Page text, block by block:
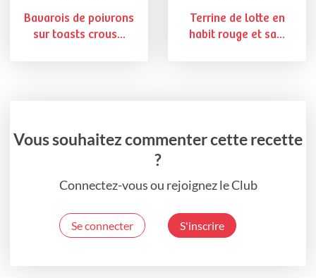
Bavarois de poivrons
sur toasts crous...
Terrine de lotte en
habit rouge et sa...
Vous souhaitez commenter cette recette
?
Connectez-vous ou rejoignez le Club
Se connecter S'inscrire